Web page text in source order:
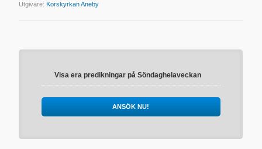
Utgivare:Korskyrkan Aneby
Visa era predikningar på Söndaghelaveckan
ANSÖK NU!